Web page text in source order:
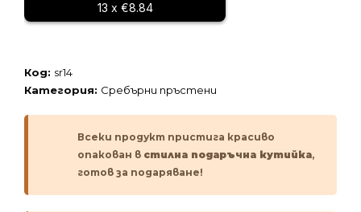
13 x €8.84
Код: sr14
Категория: Сребърни пръстени
Всеки продукт пристига красиво
опакован в стилна подаръчна кутийка,
готов за подаряване!